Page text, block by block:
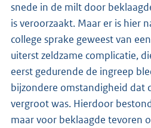
snede in de milt door
is veroorzaakt. Maar er is hier
college sprake geweest van
uiterst zeldzame complicatie,
eerst gedurende de ingreep
bijzondere omstandigheid dat
vergroot was. Hierdoor
maar voor beklaagde tevoren